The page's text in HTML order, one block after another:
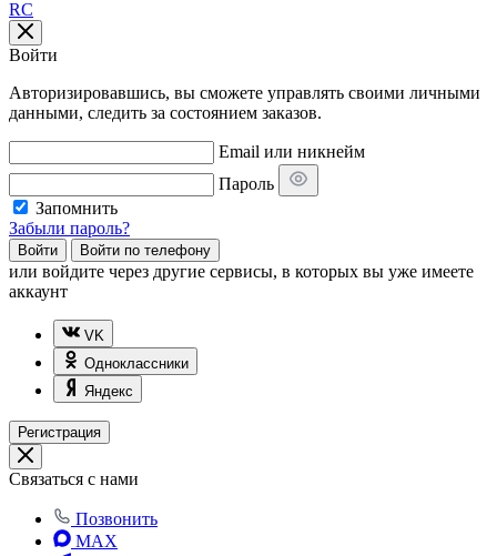
RC
Войти
Авторизировавшись, вы сможете управлять своими личными
данными, следить за состоянием заказов.
Email или никнейм
Пароль
Запомнить
Забыли пароль?
Войти Войти по телефону
или войдите через другие сервисы, в которых вы уже имеете
аккаунт
VK
Одноклассники
Яндекс
Регистрация
Связаться с нами
Позвонить
MAX